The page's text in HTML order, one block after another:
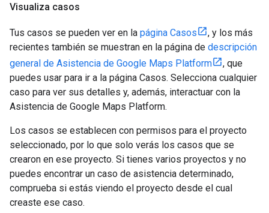
Visualiza casos
Tus casos se pueden ver en la página Casos
, y los más
recientes también se muestran en la página de descripción
general de Asistencia de Google Maps Platform
, que
puedes usar para ir a la página Casos. Selecciona cualquier
caso para ver sus detalles y, además, interactuar con la
Asistencia de Google Maps Platform.
Los casos se establecen con permisos para el proyecto
seleccionado, por lo que solo verás los casos que se
crearon en ese proyecto. Si tienes varios proyectos y no
puedes encontrar un caso de asistencia determinado,
comprueba si estás viendo el proyecto desde el cual
creaste ese caso.